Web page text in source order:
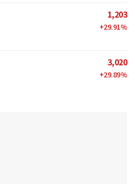
1,203
+29.91%
3,020
+29.89%